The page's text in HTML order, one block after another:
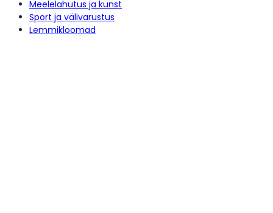
Meelelahutus ja kunst
Sport ja välivarustus
Lemmikloomad